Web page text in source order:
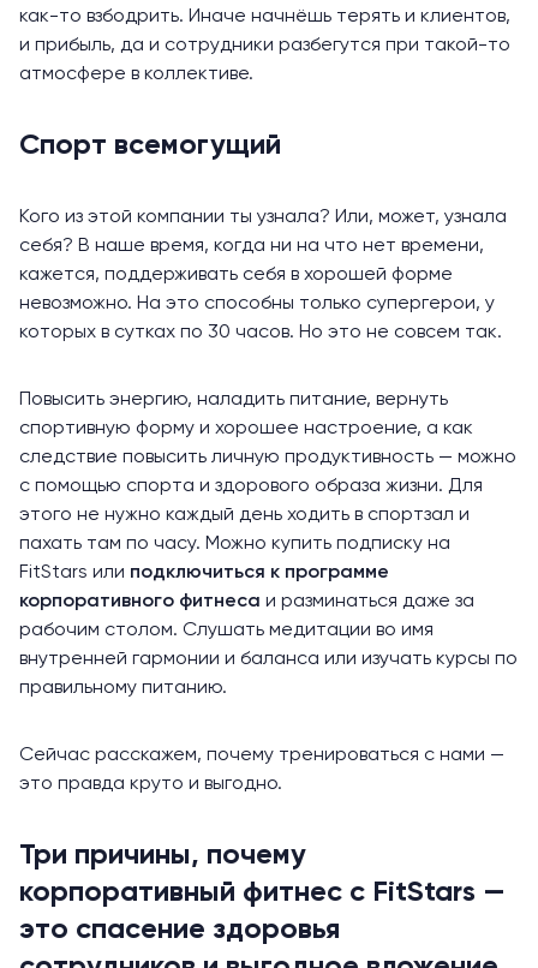
как-то взбодрить. Иначе начнёшь терять и клиентов,
и прибыль, да и сотрудники разбегутся при такой-то
атмосфере в коллективе.
Спорт всемогущий
Кого из этой компании ты узнала? Или, может, узнала
себя? В наше время, когда ни на что нет времени,
кажется, поддерживать себя в хорошей форме
невозможно. На это способны только супергерои, у
которых в сутках по 30 часов. Но это не совсем так.
Повысить энергию, наладить питание, вернуть
спортивную форму и хорошее настроение, а как
следствие повысить личную продуктивность — можно
с помощью спорта и здорового образа жизни. Для
этого не нужно каждый день ходить в спортзал и
пахать там по часу. Можно купить подписку на
FitStars или подключиться к программе
корпоративного фитнеса и разминаться даже за
рабочим столом. Слушать медитации во имя
внутренней гармонии и баланса или изучать курсы по
правильному питанию.
Сейчас расскажем, почему тренироваться с нами —
это правда круто и выгодно.
Три причины, почему
корпоративный фитнес с FitStars —
это спасение здоровья